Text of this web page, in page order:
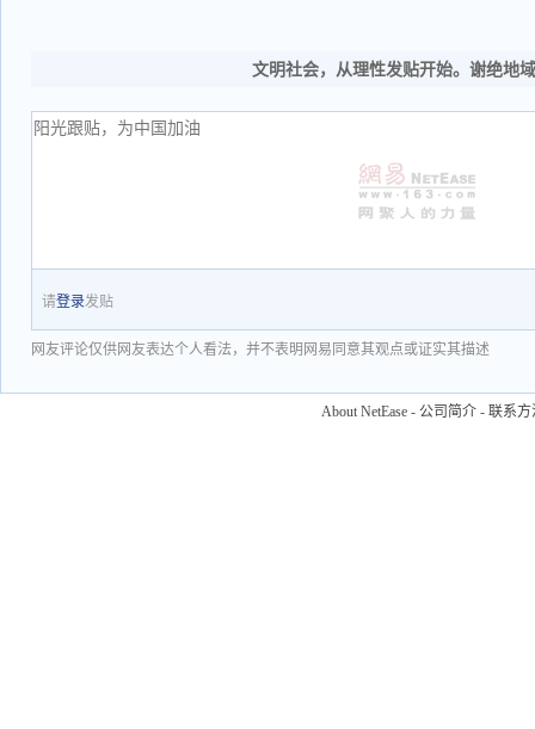
文明社会，从理性发贴开始。谢绝地
请登录发贴
网友评论仅供网友表达个人看法，并不表明网易同意其观点或证实其描述
About NetEase - 公司简介 - 联系方